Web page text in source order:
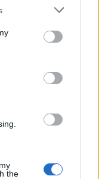
or more Google
You may click to
party tags to
in below Google
the
nella
o
di